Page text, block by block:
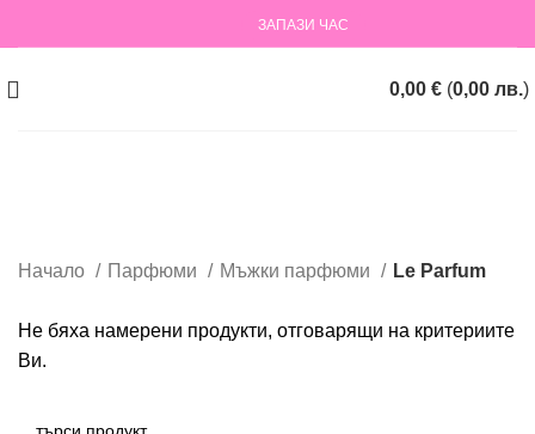
ЗАПАЗИ ЧАС
0,00 € (0,00 лв.)
Categories
Начало Парфюми Мъжки парфюми Le Parfum
Не бяха намерени продукти, отговарящи на критериите
Ви.